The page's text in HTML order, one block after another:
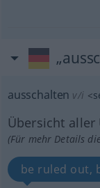
ausschalten v/i <
Übersicht aller
(Für mehr Details
be ruled out,